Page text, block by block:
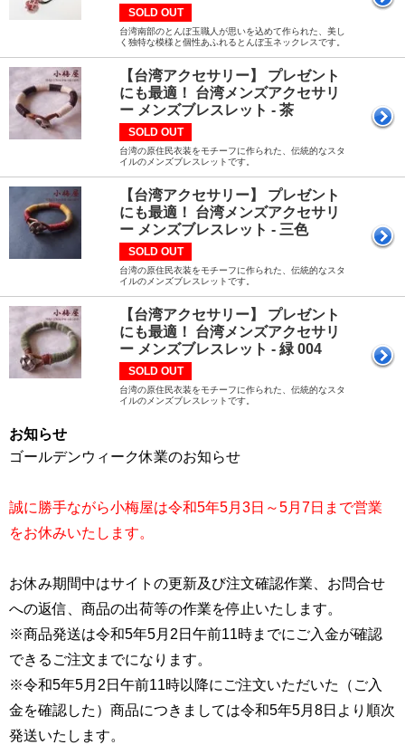
SOLD OUT
台湾南部のとんぼ玉職人が思いを込めて作られた、美し
く独特な模様と個性あふれるとんぼ玉ネックレスです。
【台湾アクセサリー】 プレゼント
にも最適！ 台湾メンズアクセサリ
ー メンズブレスレット - 茶
SOLD OUT
台湾の原住民衣装をモチーフに作られた、伝統的なスタ
イルのメンズブレスレットです。
【台湾アクセサリー】 プレゼント
にも最適！ 台湾メンズアクセサリ
ー メンズブレスレット - 三色
SOLD OUT
台湾の原住民衣装をモチーフに作られた、伝統的なスタ
イルのメンズブレスレットです。
【台湾アクセサリー】 プレゼント
にも最適！ 台湾メンズアクセサリ
ー メンズブレスレット - 緑 004
SOLD OUT
台湾の原住民衣装をモチーフに作られた、伝統的なスタ
イルのメンズブレスレットです。
お知らせ
ゴールデンウィーク休業のお知らせ
誠に勝手ながら小梅屋は令和5年5月3日～5月7日まで営業
をお休みいたします。
お休み期間中はサイトの更新及び注文確認作業、お問合せ
への返信、商品の出荷等の作業を停止いたします。
※商品発送は令和5年5月2日午前11時までにご入金が確認
できるご注文までになります。
※令和5年5月2日午前11時以降にご注文いただいた（ご入
金を確認した）商品につきましては令和5年5月8日より順次
発送いたします。